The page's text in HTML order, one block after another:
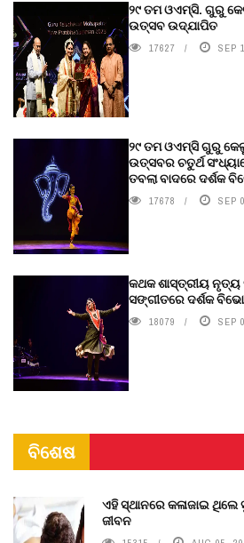
୨୯ ତମ ଓଏମ୍‌ସି. ଗୁରୁ
ଉତ୍ସବ ଉଦ୍‍ଯାପିତ
17627 SEP
୨୯ ତମ ଓଏମ୍‌ସି ଗୁରୁ
ଉତ୍ସବର ଚତୁର୍ଥ
ତବଲା ବାଦରେ ଦର୍ଶକ
17678 SEP
କଥକ ଶାସ୍ତ୍ରୀୟ ନୃତ୍ୟ
ସଙ୍ଗୀତରେ ଦର୍ଶକ
18079 SEP
ବିଶେଷ
ଏହି ସ୍ଥାନରେ କଳାଜାଇ
ଜୀବନ